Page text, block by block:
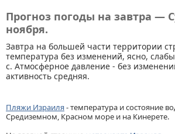
Прогноз погоды на завтра —
ноября.
Завтра на большей части территории
температура без изменений, ясно,
с. Атмосферное давление - без
активность средняя.
Пляжи Израиля- температура и состояние
Средиземном, Красном море и на Кинерете.